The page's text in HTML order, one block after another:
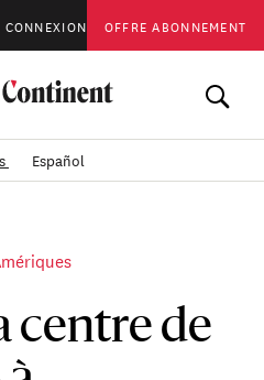
CONNEXION OFFRE ABONNEMENT
Español
centre de